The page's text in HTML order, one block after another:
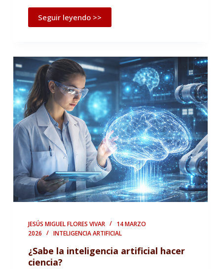
Seguir leyendo >>
JESÚS MIGUEL FLORES VIVAR
14 MARZO
2026
INTELIGENCIA ARTIFICIAL
¿Sabe la inteligencia artificial hacer
ciencia?